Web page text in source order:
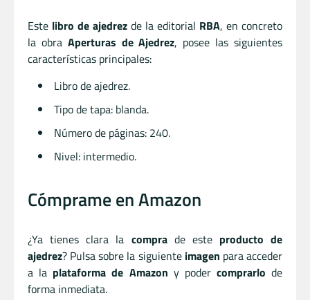
Este libro de ajedrez de la editorial RBA, en concreto
la obra Aperturas de Ajedrez, posee las siguientes
características principales:
Libro de ajedrez.
Tipo de tapa: blanda.
Número de páginas: 240.
Nivel: intermedio.
Cómprame en Amazon
¿Ya tienes clara la comprade este producto de
ajedrez? Pulsa sobre la siguiente imagen para acceder
a la plataforma de Amazon y poder comprarlo de
forma inmediata.